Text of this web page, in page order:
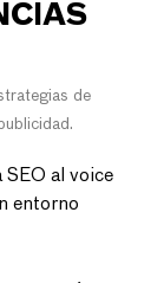
de
SEO al voice
entorno